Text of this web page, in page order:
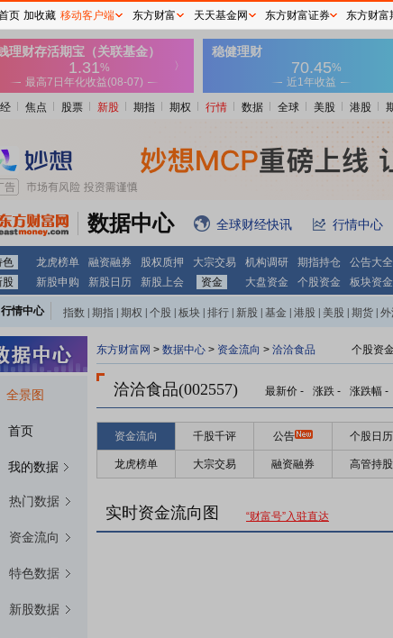
焦点 股票 新股 期指 期权 行情 数据 全球 美股 港股
数据中心 全球财经快讯 行情中心
色 龙虎榜单 融资融券 股权质押 大宗交易 机构调研 期指持仓 公告大全
股
新股申购 新股日历 新股上会 资金 大盘资金 个股资金 板块资金
行情中心 指数 期指 期权 个股 板块 排行 新股 基金 港股 美股 期货 外
全景图
首页
我的数据
热门数据
资金流向
特色数据
新股数据
东方财富网 > 数据中心 > 资金流向 > 洽洽食品 个股资
洽洽食品(002557) 最新价 - 涨跌 - 涨跌幅 -
资金流向 千股千评 公告 个股日历
龙虎榜单 大宗交易 融资融券 高管持股
实时资金流向图 “财富号”入驻直达
页 加收藏 移动客户端 东方财富 天天基金网 东方财富证券 东方财富